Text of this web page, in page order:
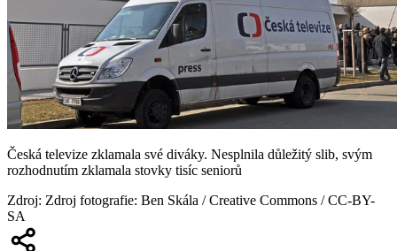
Česká televize zklamala své diváky. Nesplnila důležitý slib, svým
rozhodnutím zklamala stovky tisíc seniorů
Zdroj: Zdroj fotografie: Ben Skála / Creative Commons / CC-BY-
SA